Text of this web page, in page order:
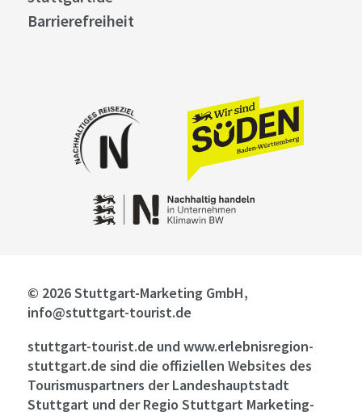
Barrierefreiheit
© 2026 Stuttgart-Marketing GmbH,
info@stuttgart-tourist.de
stuttgart-tourist.de und www.erlebnisregion-
stuttgart.de sind die offiziellen Websites des
Tourismuspartners der Landeshauptstadt
Stuttgart und der Regio Stuttgart Marketing-